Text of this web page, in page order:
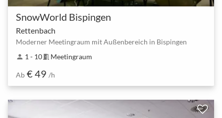
SnowWorld Bispingen
Rettenbach
Moderner Meetingraum mit Außenbereich in Bispingen
person 1 - 10meeting_room Meetingraum
Ab € 49 /h